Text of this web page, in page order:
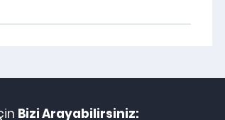
Bizi Arayabilirsiniz: